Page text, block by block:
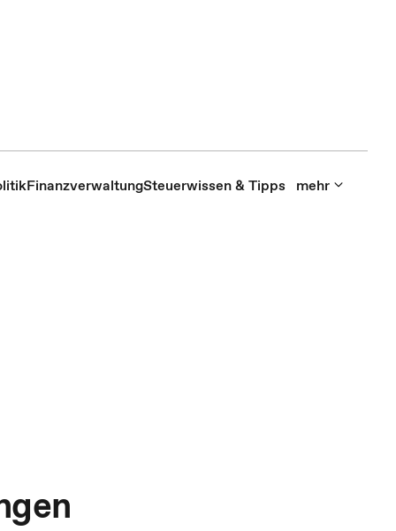
FinanzverwaltungSteuerwissen & Tipps mehr